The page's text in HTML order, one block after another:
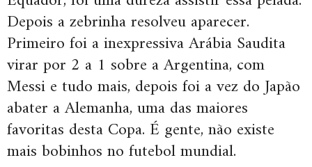
Depois a zebrinha resolveu aparecer.
Primeiro foi a inexpressiva Arábia Saudita
virar por 2 a 1 sobre a Argentina, com
Messi e tudo mais, depois foi a vez do Japão
abater a Alemanha, uma das maiores
favoritas desta Copa. É gente, não existe
mais bobinhos no futebol mundial.